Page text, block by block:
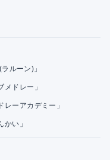
ルーン)」
ドレー」
ーアカデミー」
い」